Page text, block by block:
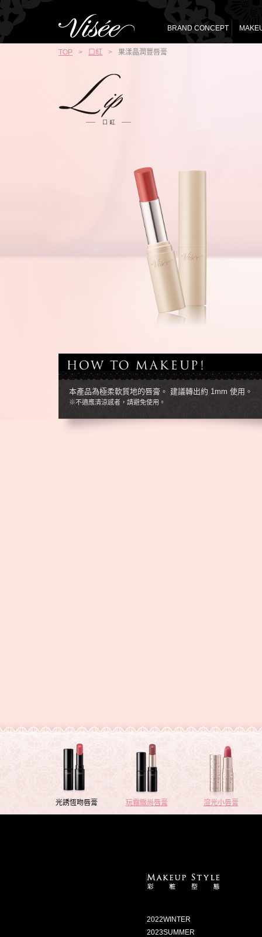
BRAND CONCEPT
TOP > 口紅 > 果漾晶潤豐唇膏
本產品為極柔軟質地的唇膏。 建議轉出約 1mm 使用。
※不適應清涼感者，請避免使用。
光誘恆吻唇膏 玩霧緻尚唇膏 渲光小唇膏
2022WINTER
2023SUMMER